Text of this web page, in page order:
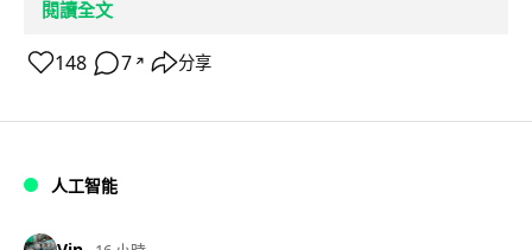
閱讀全文
148 7 ↗ 分享
人工智能